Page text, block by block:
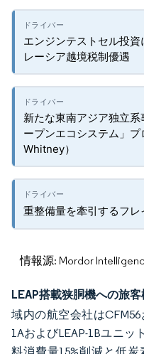
エンジンテストセル投
レーシア越境税制優遇
新たな東南アジア独立
ープンエコシステム」
Whitney）
重整備量を牽引するフ
情報源: Mordor
LEAP搭載狭胴機への旅
域内の航空会社は
1AおよびLEAP-1Bユニッ